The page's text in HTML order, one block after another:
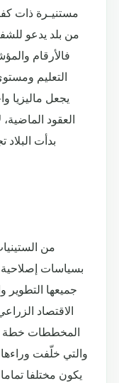
مستنيـرة ذات
من بلد يدعو
فالأرقام
التعليم
يجعل ماليزيا
العقود
بدأت البلاد
من
بسياسات
جميعها
الاقتصاد
والتي خلّفت وراءها
يكون مختلفا